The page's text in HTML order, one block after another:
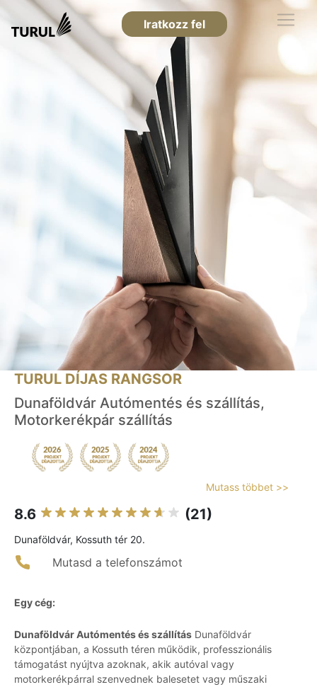
Iratkozz fel
TURUL DÍJAS RANGSOR
Dunaföldvár Autómentés és szállítás,
Motorkerékpár szállítás
Mutass többet >>
8.6 (21)
Dunaföldvár, Kossuth tér 20.
Mutasd a telefonszámot
Egy cég:
Dunaföldvár Autómentés és szállítás Dunaföldvár
központjában, a Kossuth téren működik, professzionális
támogatást nyújtva azoknak, akik autóval vagy
motorkerékpárral szenvednek balesetet vagy műszaki